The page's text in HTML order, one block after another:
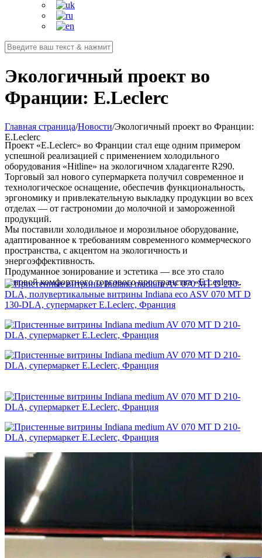
Экологичный проект во
Франции: E.Leclerc
Главная страница/Новости/Экологичный проект во Франции:
E.Leclerc
Проект «E.Leclerc» во Франции стал еще одним примером
успешной реализацией с применением холодильного
оборудования «Hitline» на экологичном хладагенте R290.
Торговый зал нового супермаркета получил современное и
технологическое оснащение, обеспечив функциональность,
эргономику и привлекательную выкладку продукции во всех
отделах — от гастрономии до молочной и замороженной
продукций.
Мы поставили холодильное и морозильное оборудование,
адаптированное к требованиям современного коммерческого
пространства, с акцентом на экологичность и
энергоэффективность.
Продуманное зонирование и эстетика — все это стало
основой комфортного торгового пространства «E.Leclerc».